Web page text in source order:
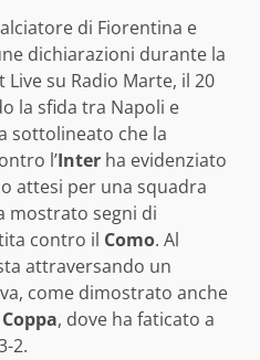
di Fiorentina e
dichiarazioni durante la
su Radio Marte, il 20
la sfida tra Napoli e
sottolineato che la
l’Inter ha evidenziato
attesi per una squadra
mostrato segni di
contro il Como. Al
attraversando un
come dimostrato anche
Coppa, dove ha faticato a
2.